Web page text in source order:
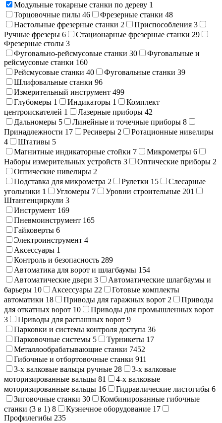
Модульные токарные станки по дереву 1
Торцовочные пилы 46 Фрезерные станки 48
Настольные фрезерные станки 2 Приспособления 3
Ручные фрезеры 6 Стационарные фрезерные станки 29
Фрезерные столы 3
Фуговально-рейсмусовые станки 30
Фуговальные и
рейсмусовые станки 160
Рейсмусовые станки 40 Фуговальные станки 39
Шлифовальные станки 96
Измерительный инструмент 499
Глубомеры 1 Индикаторы 1
Комплект
центроискателей 1 Лазерные приборы 42
Дальномеры 5 Линейные и точечные приборы 8
Принадлежности 17 Ресиверы 2
Ротационные нивелиры
4
Штативы 5
Магнитные индикаторные стойки 7 Микрометры 6
Наборы измерительных устройств 3 Оптические приборы 2
Оптические нивелиры 2
Подставка для микрометра 2 Рулетки 15
Слесарные
угольники 1 Угломеры 7 Уровни строительные 201
Штангенциркули 3
Инструмент 169
Пневмоинструмент 165
Гайковерты 6
Электроинструмент 4
Аксессуары 1
Контроль и безопасность 289
Автоматика для ворот и шлагбаумы 154
Автоматические двери 3
Автоматические шлагбаумы и
барьеры 10 Аксессуары 22
Готовые комплекты
автоматики 18 Приводы для гаражных ворот 2
Приводы
для откатных ворот 10
Приводы для промышленных ворот
3
Приводы для распашных ворот 9
Парковки и системы контроля доступа 36
Парковочные системы 5 Турникеты 17
Металлообрабатывающие станки 7452
Гибочные и отбортовочные станки 911
3-х валковые вальцы ручные 28
3-х валковые
моторизированные вальцы 81
4-х валковые
моторизированные вальцы 16 Гидравлические листогибы 6
Зиговочные станки 30
Комбинированные гибочные
станки (3 в 1) 8 Кузнечное оборудование 17
Профилегибы 235